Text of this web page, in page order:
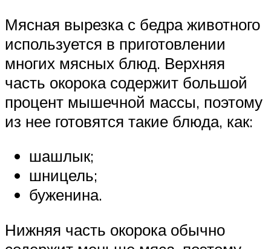
Мясная вырезка с бедра животного
используется в приготовлении
многих мясных блюд. Верхняя
часть окорока содержит большой
процент мышечной массы, поэтому
из нее готовятся такие блюда, как:
шашлык;
шницель;
буженина.
Нижняя часть окорока обычно